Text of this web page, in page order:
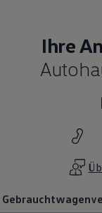
Digitale
Ihre